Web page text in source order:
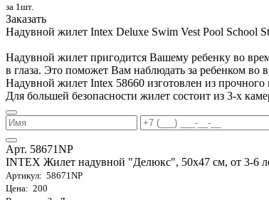
за 1шт.
Заказать
Надувной жилет Intex Deluxe Swim Vest Pool School
Надувной жилет пригодится Вашему ребенку во
в глаза. Это поможет Вам наблюдать за ребенком во
Надувной жилет Intex 58660 изготовлен из
Для большей безопасности жилет состоит из 3-х
Арт. 58671NP
INTEX Жилет надувной "Делюкс", 50х47 см, от 3-6
Артикул: 58671NP
Цена: 200